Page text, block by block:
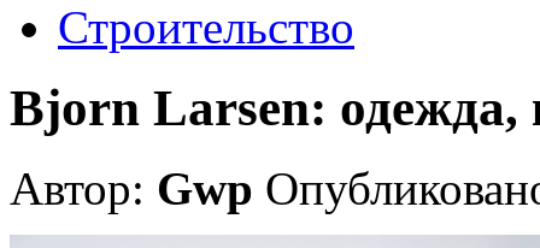
Строительство
Bjorn Larsen: одежда,
Автор: Gwp